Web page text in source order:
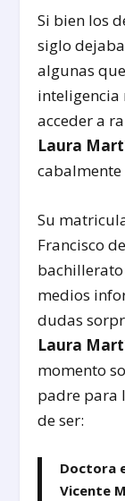
Si bien los
siglo
algunas
inteligencia
acceder a
Laura
cabalmente
Su
Francisco
medios
dudas
Laura
momento
padre para
de ser:
Doctora
Vicente